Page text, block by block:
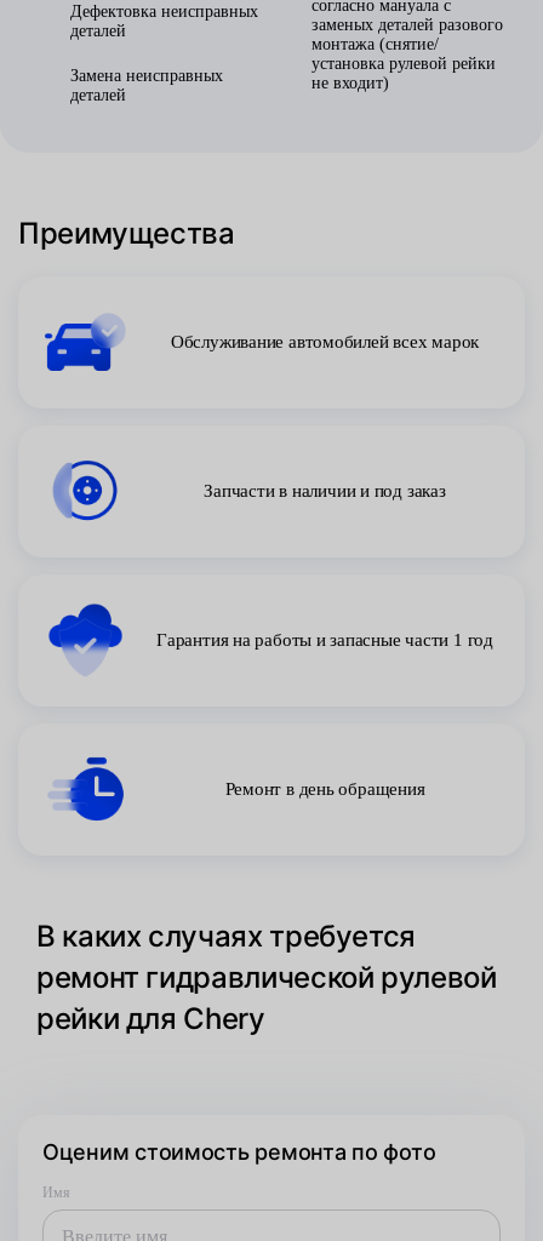
Дефектовка неисправных
деталей
Замена неисправных
деталей
согласно мануала с
заменых деталей разового
монтажа (снятие/
установка рулевой рейки
не входит)
Преимущества
Обслуживание автомобилей всех марок
Запчасти в наличии и под заказ
Гарантия на работы и запасные части 1 год
Ремонт в день обращения
В каких случаях требуется
ремонт гидравлической рулевой
рейки для Chery
Оценим стоимость ремонта по фото
Имя